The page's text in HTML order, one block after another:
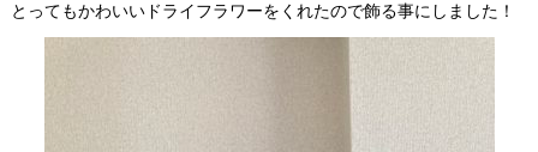
とってもかわいいドライフラワーをくれたので飾る事にしました！